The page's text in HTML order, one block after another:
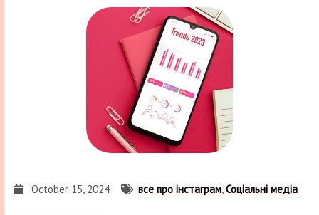
October 15, 2024 все про інстаграм,Соціальні медіа